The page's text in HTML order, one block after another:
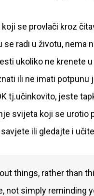
se provlači kroz
radi u životu, nema
ukoliko ne krenete u
ili ne imati
tj.učinkovito, jeste
svijeta koji se urotio
ili gledajte i
things, rather than
not simply reminding